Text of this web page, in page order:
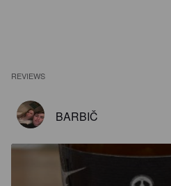
REVIEWS
BARBIČ